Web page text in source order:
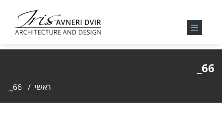
66_
ראשי /
66_